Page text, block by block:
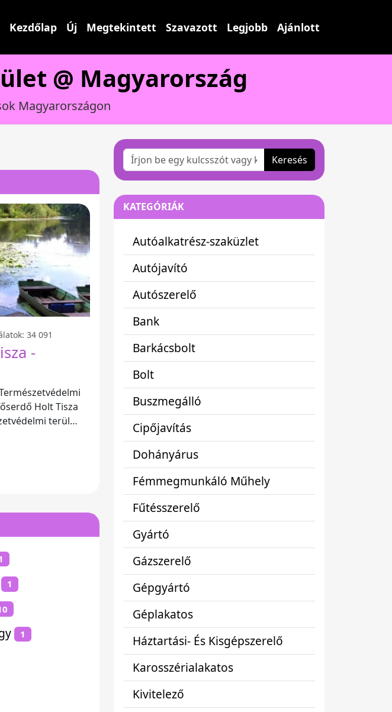
Kezdőlap Új Megtekintett Szavazott Legjobb Ajánlott
@ Magyarország
Magyarországon
34 091
-
terület
1
1
Keresés
KATEGÓRIÁK
Autóalkatrész-szaküzlet
Autójavító
Autószerelő
Bank
Barkácsbolt
Bolt
Buszmegálló
Cipőjavítás
Dohányárus
Fémmegmunkáló Műhely
Fűtésszerelő
Gyártó
Gázszerelő
Gépgyártó
Géplakatos
Háztartási- És Kisgépszerelő
Karosszérialakatos
Kivitelező